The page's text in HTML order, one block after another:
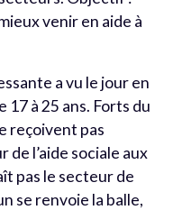
venir en aide à
a vu le jour en
à 25 ans. Forts du
reçoivent pas
de l’aide sociale aux
pas le secteur de
se renvoie la balle,